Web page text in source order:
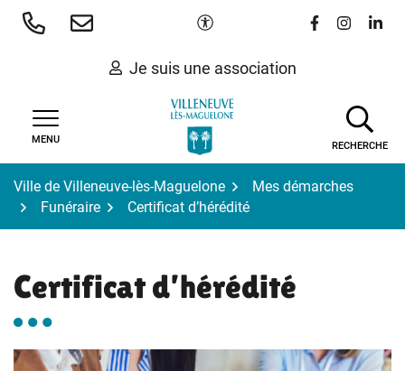
Aller
Paramètres d'accessibilité
Lien vers le
Lien vers
Lien
Je suis une association
MENU
RECHERCHE
Ville de Villeneuve-lès-Maguelone
Mes démarches
Funéraire
Certificat d’hérédité
Certificat d’hérédité